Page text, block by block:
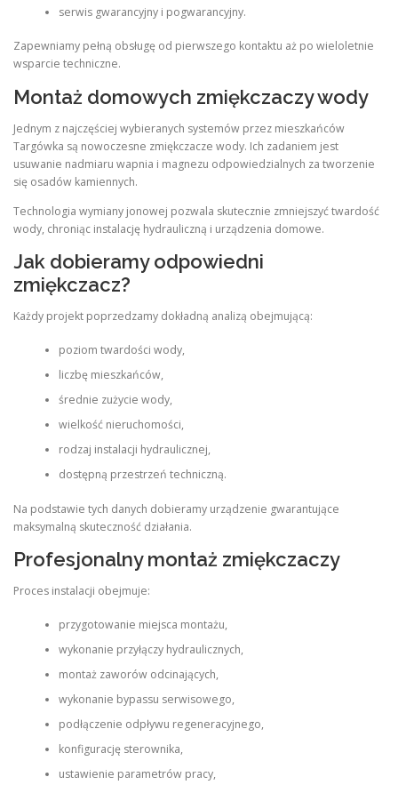
serwis gwarancyjny i pogwarancyjny.
Zapewniamy pełną obsługę od pierwszego kontaktu aż po wieloletnie
wsparcie techniczne.
Montaż domowych zmiękczaczy wody
Jednym z najczęściej wybieranych systemów przez mieszkańców
Targówka są nowoczesne zmiękczacze wody. Ich zadaniem jest
usuwanie nadmiaru wapnia i magnezu odpowiedzialnych za tworzenie
się osadów kamiennych.
Technologia wymiany jonowej pozwala skutecznie zmniejszyć twardość
wody, chroniąc instalację hydrauliczną i urządzenia domowe.
Jak dobieramy odpowiedni
zmiękczacz?
Każdy projekt poprzedzamy dokładną analizą obejmującą:
poziom twardości wody,
liczbę mieszkańców,
średnie zużycie wody,
wielkość nieruchomości,
rodzaj instalacji hydraulicznej,
dostępną przestrzeń techniczną.
Na podstawie tych danych dobieramy urządzenie gwarantujące
maksymalną skuteczność działania.
Profesjonalny montaż zmiękczaczy
Proces instalacji obejmuje:
przygotowanie miejsca montażu,
wykonanie przyłączy hydraulicznych,
montaż zaworów odcinających,
wykonanie bypassu serwisowego,
podłączenie odpływu regeneracyjnego,
konfigurację sterownika,
ustawienie parametrów pracy,